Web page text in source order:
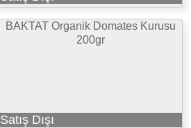
BAKTAT Organik Domates Kurusu
200gr
Satış Dışı